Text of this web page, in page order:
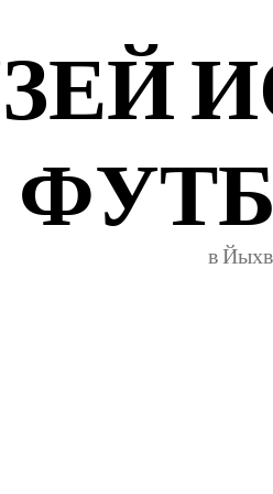
ЗЕЙИ
ФУТБ
в